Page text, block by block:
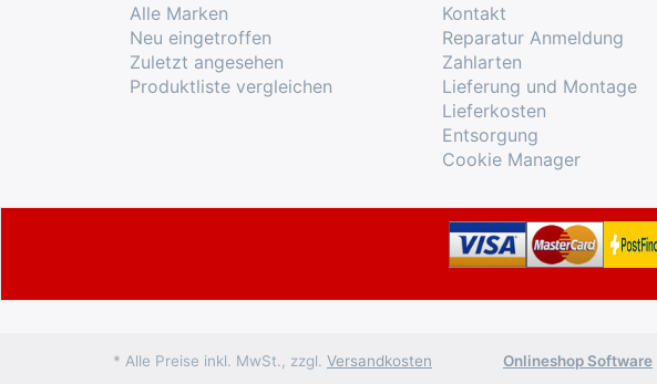
Alle Marken
Neu eingetroffen
Zuletzt angesehen
Produktliste vergleichen
Kontakt
Reparatur Anmeldung
Zahlarten
Lieferung und Montage
Lieferkosten
Entsorgung
Cookie Manager
* Alle Preise inkl. MwSt., zzgl. Versandkosten Onlineshop Software